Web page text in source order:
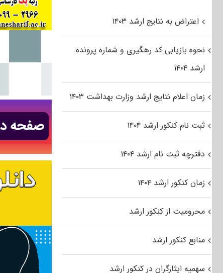
اعتراض به نتایج ارشد ۱۴۰۳
نحوه بازیابی کد رهگیری و شماره پرونده
ارشد ۱۴۰۴
زمان اعلام نتایج ارشد وزارت بهداشت ۱۴۰۳
ثبت نام کنکور ارشد ۱۴۰۴
دفترچه ثبت نام ارشد ۱۴۰۴
زمان کنکور ارشد ۱۴۰۴
محرومیت از کنکور ارشد
منابع کنکور ارشد
سهمیه ایثارگران در کنکور ارشد